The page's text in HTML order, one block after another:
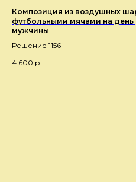
Композиция из воздушных
футбольными мячами на
мужчины
Решение 1156
4 600 р.